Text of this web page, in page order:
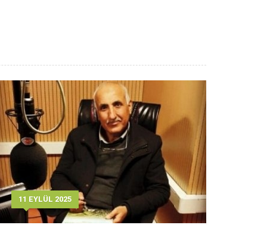
11 EYLÜL 2025